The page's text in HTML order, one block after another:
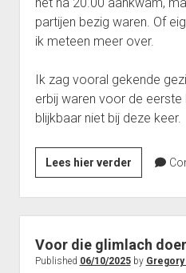
Interclub 2023-2024:
Punten
Reeks 2
Punten
Punten
Punten
partijen bezig waren. Of
ik meteen meer over.
Ik zag vooral gekende
erbij waren voor de
blijkbaar niet bij deze keer.
Lees hier verderJelle
is
uit
zijn
lijden
verlost
Voor die glimlach
Published 06/10/2025by